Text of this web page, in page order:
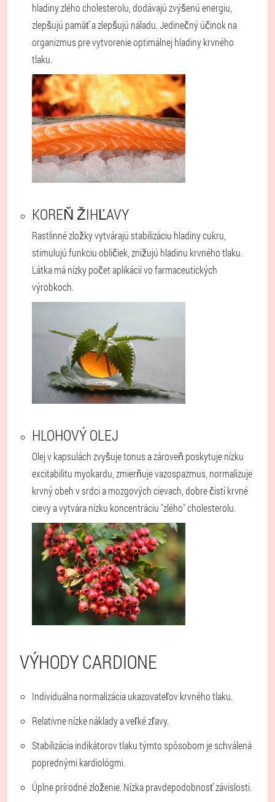
hladiny zlého cholesterolu, dodávajú zvýšenú energiu,
zlepšujú pamäť a zlepšujú náladu. Jedinečný účinok na
organizmus pre vytvorenie optimálnej hladiny krvného
tlaku.
KOREŇ ŽIHĽAVY
Rastlinné zložky vytvárajú stabilizáciu hladiny cukru,
stimulujú funkciu obličiek, znižujú hladinu krvného tlaku.
Látka má nízky počet aplikácií vo farmaceutických
výrobkoch.
HLOHOVÝ OLEJ
Olej v kapsulách zvyšuje tonus a zároveň poskytuje nízku
excitabilitu myokardu, zmierňuje vazospazmus, normalizuje
krvný obeh v srdci a mozgových cievach, dobre čistí krvné
cievy a vytvára nízku koncentráciu "zlého" cholesterolu.
VÝHODY CARDIONE
Individuálna normalizácia ukazovateľov krvného tlaku.
Relatívne nízke náklady a veľké zľavy.
Stabilizácia indikátorov tlaku týmto spôsobom je schválená
poprednými kardiológmi.
Úplne prírodné zloženie. Nízka pravdepodobnosť závislosti.